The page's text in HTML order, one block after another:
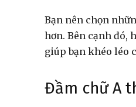
Bạn nên chọn
hơn. Bên cạnh đó,
giúp bạn khéo léo
Đầm chữ A